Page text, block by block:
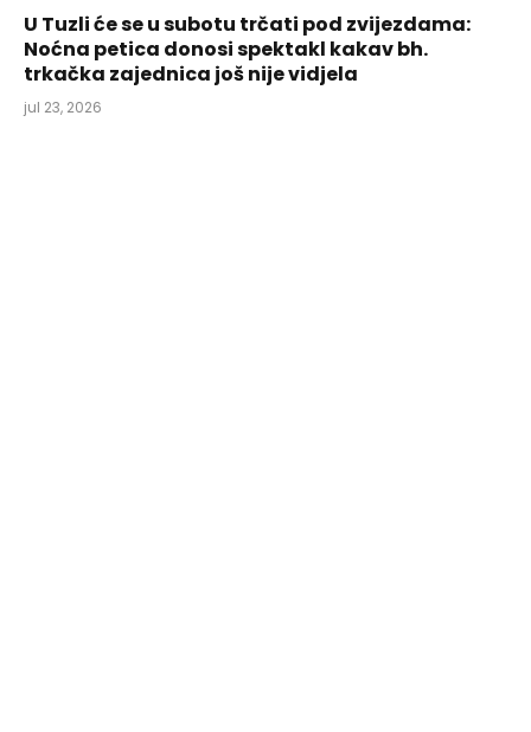
U Tuzli će se u subotu trčati pod zvijezdama:
Noćna petica donosi spektakl kakav bh.
trkačka zajednica još nije vidjela
jul 23, 2026